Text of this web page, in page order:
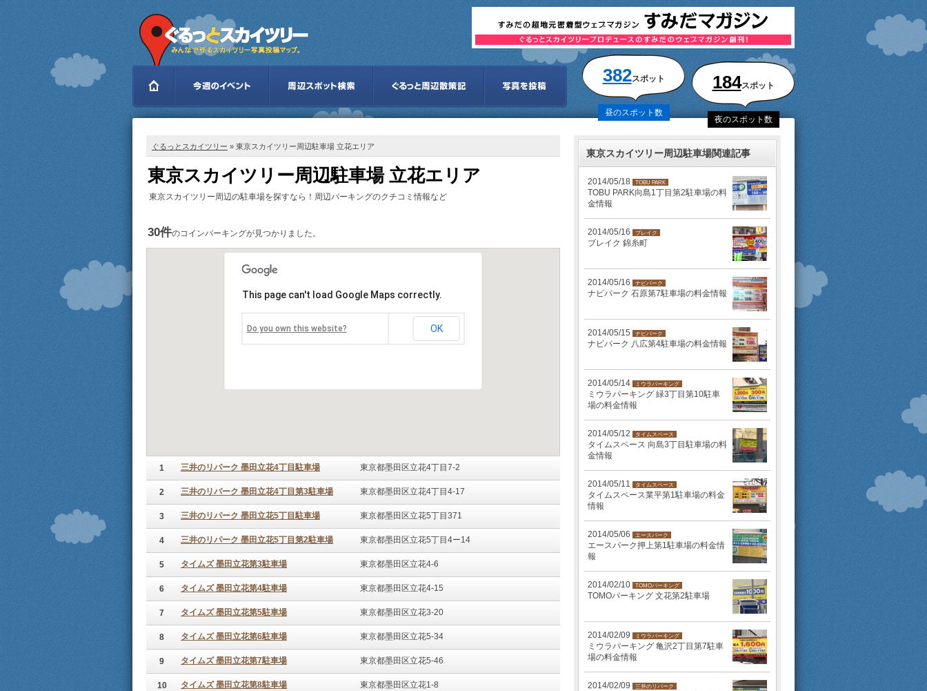
382スポット
昼のスポット数
184スポット
夜のスポット数
ぐるっとスカイツリー » 東京スカイツリー周辺駐車場 立花エリア
東京スカイツリー周辺駐車場 立花エリア
東京スカイツリー周辺の駐車場を探すなら！周辺パーキングのクチコミ情報など
30件のコインパーキングが見つかりました。
This page can't load Google Maps correctly.
Do you own this website? OK
1 三井のリパーク 墨田立花4丁目駐車場 東京都墨田区立花4丁目7-2
2 三井のリパーク 墨田立花4丁目第3駐車場 東京都墨田区立花4丁目4-17
3 三井のリパーク 墨田立花5丁目駐車場 東京都墨田区立花5丁目371
4 三井のリパーク 墨田立花5丁目第2駐車場 東京都墨田区立花5丁目4ー14
5 タイムズ 墨田立花第3駐車場 東京都墨田区立花4-6
6 タイムズ 墨田立花第4駐車場 東京都墨田区立花4-15
7 タイムズ 墨田立花第5駐車場 東京都墨田区立花3-20
8 タイムズ 墨田立花第6駐車場 東京都墨田区立花5-34
9 タイムズ 墨田立花第7駐車場 東京都墨田区立花5-46
10 タイムズ 墨田立花第8駐車場 東京都墨田区立花1-8
東京スカイツリー周辺駐車場関連記事
2014/05/18 TOBU PARK
TOBU PARK向島1丁目第2駐車場の料
金情報
2014/05/16 ブレイク
ブレイク 錦糸町
2014/05/16 ナビパーク
ナビパーク 石原第7駐車場の料金情報
2014/05/15 ナビパーク
ナビパーク 八広第4駐車場の料金情報
2014/05/14 ミウラパーキング
ミウラパーキング 緑3丁目第10駐車
場の料金情報
2014/05/12 タイムスペース
タイムスペース 向島3丁目駐車場の料
金情報
2014/05/11 タイムスペース
タイムスペース業平第1駐車場の料金
情報
2014/05/06 エースパーク
エースパーク押上第1駐車場の料金情
報
2014/02/10 TOMOパーキング
TOMOパーキング 文花第2駐車場
2014/02/09 ミウラパーキング
ミウラパーキング 亀沢2丁目第7駐車
場の料金情報
2014/02/09 三井のリパーク